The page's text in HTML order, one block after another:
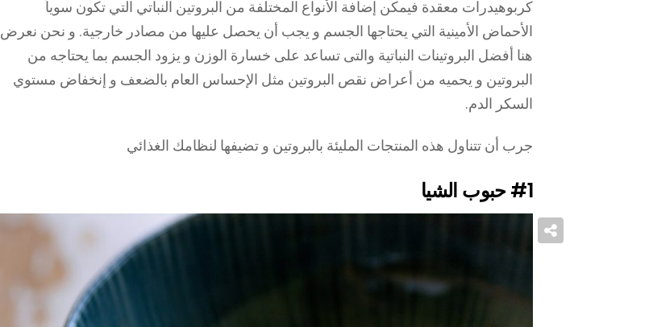
كربوهيدرات معقدة فيمكن إضافة الأنواع المختلفة من البروتين النباتي التي تكون سوياً
الأحماض الأمينية التي يحتاجها الجسم و يجب أن يحصل عليها من مصادر خارجية. و نحن نعرض
هنا أفضل البروتينات النباتية والتى تساعد على خسارة الوزن و يزود الجسم بما يحتاجه من
البروتين و يحميه من أعراض نقص البروتين مثل الإحساس العام بالضعف و إنخفاض مستوي
السكر الدم.
جرب أن تتناول هذه المنتجات المليئة بالبروتين و تضيفها لنظامك الغذائي
#1 حبوب الشيا